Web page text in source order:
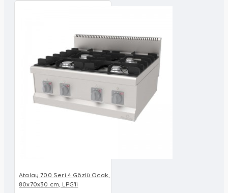
Atalay 700 Seri 4 Gözlü Ocak,
80x70x30 cm, LPG'li